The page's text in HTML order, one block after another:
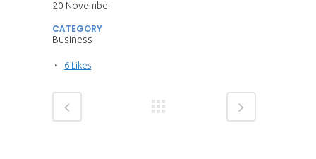
20 November
CATEGORY
Business
6 Likes